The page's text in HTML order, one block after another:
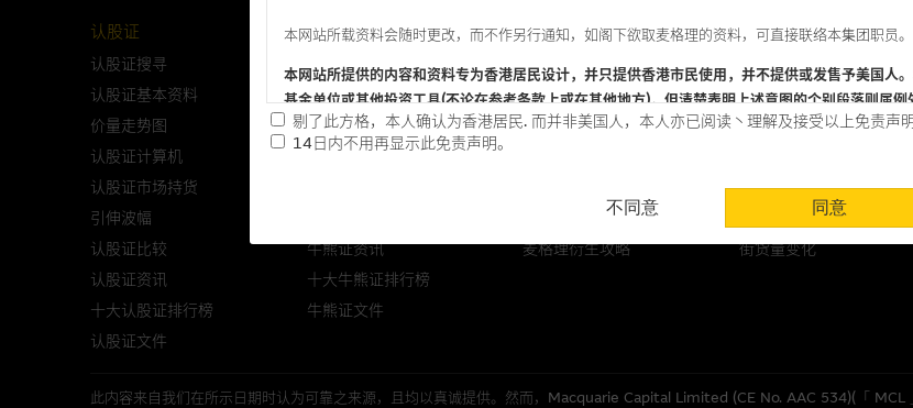
本网站所载资料会随时更改，而不作另行通知，如阁下欲取麦格理的资料，可直接联络本集团职员。
本网站所提供的内容和资料专为香港居民设计，并只提供香港市民使用，并不提供或发售予美国人
基金单位或其他投资工具(不论在参考条款上或在其他地方)，但清楚表明上述意图的个别段落则属例
网站内容来自我们在所示日期时认为可靠之来源，且均以真诚提供。惟麦格理集团并无核实所有网
未必完整或准确。麦格理集团不会，亦没有义务更新网站内容，或修正任何其後变为明显失实之地
予更改或删除，而毋须作出通知。
任何指示价格报价丶公开资料或分析是基於我们相信的假设及参数而预备的，不构成我们提出的意
剔了此方格，本人确认为香港居民. 而并非美国人，本人亦已阅读丶理解及接受以上免责声明
14日内不用再显示此免责声明。
不同意 同意
认股证
认股证搜寻
认股证基本资料
价量走势图
认股证计算机
认股证市场持货
引伸波幅
认股证比较
认股证资讯
十大认股证排行榜
认股证文件
牛熊证
牛熊证搜寻
牛熊证基本资料
价量走势图
牛熊证计算机
牛熊证资讯
十大牛熊证排行榜
牛熊证文件
选股攻略
潜力股
资产沽空数据
麦格理轮证教学短片
麦格理衍生攻略
中资股票专页
最新资讯
港股通股票
股票/指数技术分析
AH股价对照表
2823/2822/3188 资金
街货量变化
此内容来自我们在所示日期时认为可靠之来源，且均以真诚提供。然而，Macquarie Capital Limited (CE No. AAC 534)(「